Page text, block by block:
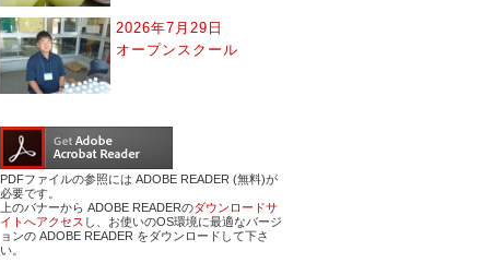
2026年7月29日
オープンスクール
PDFファイルの参照には ADOBE READER (無料)が
必要です。
上のバナーから ADOBE READERのダウンロードサ
イトへアクセス し、お使いのOS環境に最適なバージ
ョンの ADOBE READER をダウンロードして下さ
い。